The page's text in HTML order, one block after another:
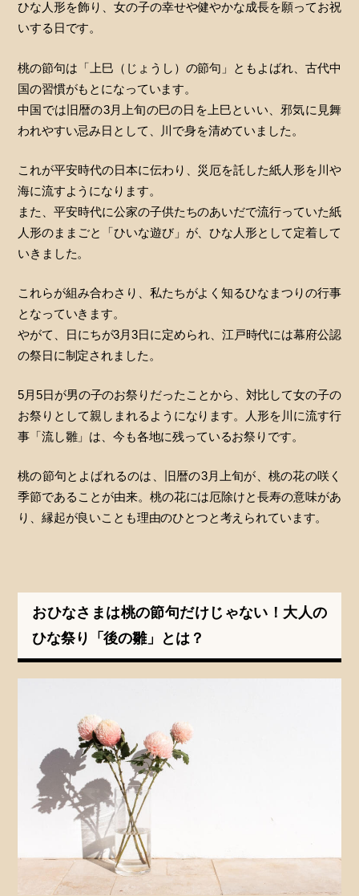
ひな人形を飾り、女の子の幸せや健やかな成長を願ってお祝
いする日です。
桃の節句は「上巳（じょうし）の節句」ともよばれ、古代中
国の習慣がもとになっています。
中国では旧暦の3月上旬の巳の日を上巳といい、邪気に見舞
われやすい忌み日として、川で身を清めていました。
これが平安時代の日本に伝わり、災厄を託した紙人形を川や
海に流すようになります。
また、平安時代に公家の子供たちのあいだで流行っていた紙
人形のままごと「ひいな遊び」が、ひな人形として定着して
いきました。
これらが組み合わさり、私たちがよく知るひなまつりの行事
となっていきます。
やがて、日にちが3月3日に定められ、江戸時代には幕府公認
の祭日に制定されました。
5月5日が男の子のお祭りだったことから、対比して女の子の
お祭りとして親しまれるようになります。人形を川に流す行
事「流し雛」は、今も各地に残っているお祭りです。
桃の節句とよばれるのは、旧暦の3月上旬が、桃の花の咲く
季節であることが由来。桃の花には厄除けと長寿の意味があ
り、縁起が良いことも理由のひとつと考えられています。
おひなさまは桃の節句だけじゃない！大人の
ひな祭り「後の雛」とは？